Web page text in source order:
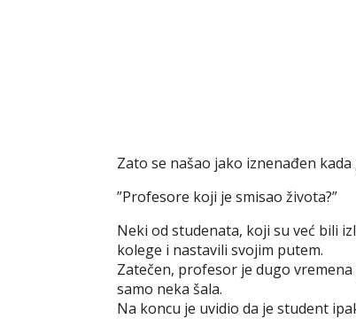
Zato se našao jako iznenađen
”Profesore koji je smisao života?”
Neki od studenata, koji su već bili
kolege i nastavili svojim putem.
Zatečen, profesor je dugo
samo neka šala.
Na koncu je uvidio da je student